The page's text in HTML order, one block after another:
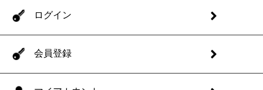
ログイン
会員登録